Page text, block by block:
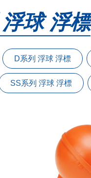
球 浮標
D系列 浮球 浮標
SS系列 浮球 浮標